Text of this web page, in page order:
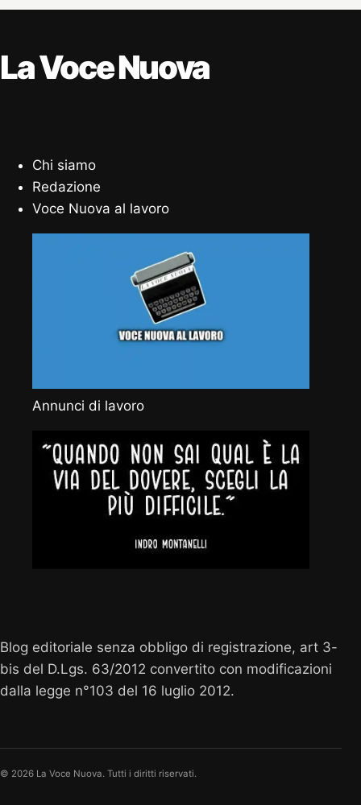
La Voce Nuova
Chi siamo
Redazione
Voce Nuova al lavoro
Annunci di lavoro
Blog editoriale senza obbligo di registrazione, art 3-
bis del D.Lgs. 63/2012 convertito con modificazioni
dalla legge n°103 del 16 luglio 2012.
© 2026 La Voce Nuova. Tutti i diritti riservati.